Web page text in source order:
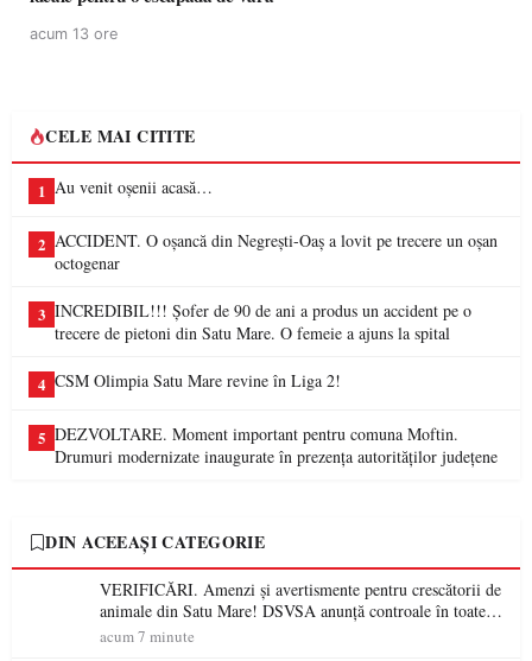
acum 13 ore
CELE MAI CITITE
1 Au venit oșenii acasă…
2 ACCIDENT. O oșancă din Negrești-Oaș a lovit pe trecere un oșan
octogenar
3 INCREDIBIL!!! Șofer de 90 de ani a produs un accident pe o
trecere de pietoni din Satu Mare. O femeie a ajuns la spital
4 CSM Olimpia Satu Mare revine în Liga 2!
5 DEZVOLTARE. Moment important pentru comuna Moftin.
Drumuri modernizate inaugurate în prezența autorităților județene
DIN ACEEAȘI CATEGORIE
VERIFICĂRI. Amenzi și avertismente pentru crescătorii de
animale din Satu Mare! DSVSA anunță controale în toate
gospodăriile și face apel la respectarea legii
acum 7 minute